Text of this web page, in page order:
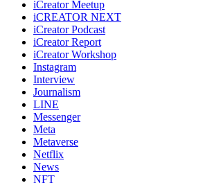
iCreator Meetup
iCREATOR NEXT
iCreator Podcast
iCreator Report
iCreator Workshop
Instagram
Interview
Journalism
LINE
Messenger
Meta
Metaverse
Netflix
News
NFT